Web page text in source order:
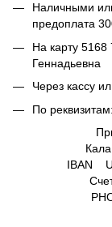
Наличными
предоплата
На карту 5168
Геннадьевна
Через кассу
По реквизитам:
IBAN